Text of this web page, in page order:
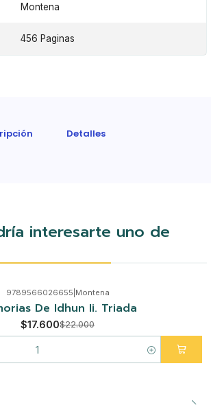
Montena
456 Paginas
Detalles
interesarte uno de
9789566026655 Montena
De Idhun Ii. Triada
$17.600$22.000